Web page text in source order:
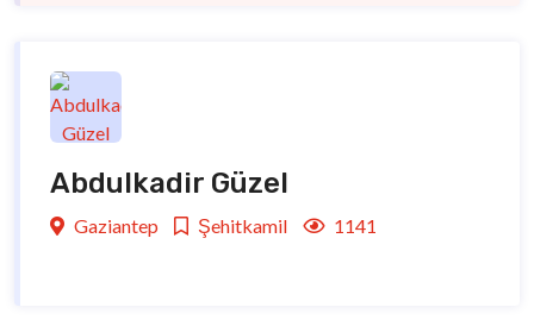
Abdulkadir Güzel
Gaziantep Şehitkamil 1141